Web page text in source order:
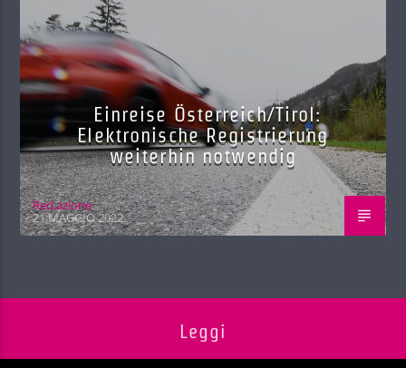
Einreise Österreich/Tirol:
Elektronische Registrierung
weiterhin notwendig
Red.azione
21 MAGGIO 2022
Leggi